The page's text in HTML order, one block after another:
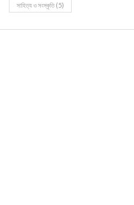
সাহিত্য ও সংস্কৃতি(5)